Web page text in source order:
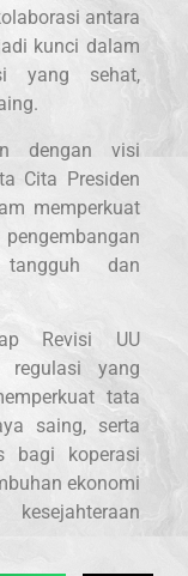
antara
kunci dalam
yang sehat,
dengan visi
Cita Presiden
memperkuat
dan
Revisi UU
regulasi yang
tata
saing, serta
bagi koperasi
ekonomi